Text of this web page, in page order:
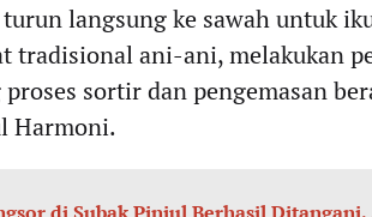
langsung ke sawah untuk
tradisional ani-ani, melakukan
sortir dan pengemasan
Harmoni.
di Subak Pinjul Berhasil